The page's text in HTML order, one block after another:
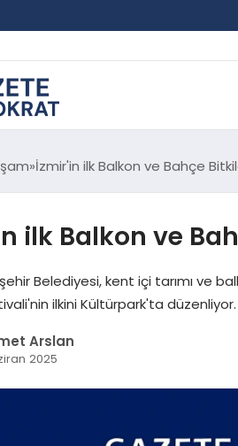
İzmir'in ilk Balkon ve Bahçe
ilk Balkon ve
Belediyesi, kent içi tarımı ve
ilkini Kültürpark'ta düzenliyor.
Arslan
2025